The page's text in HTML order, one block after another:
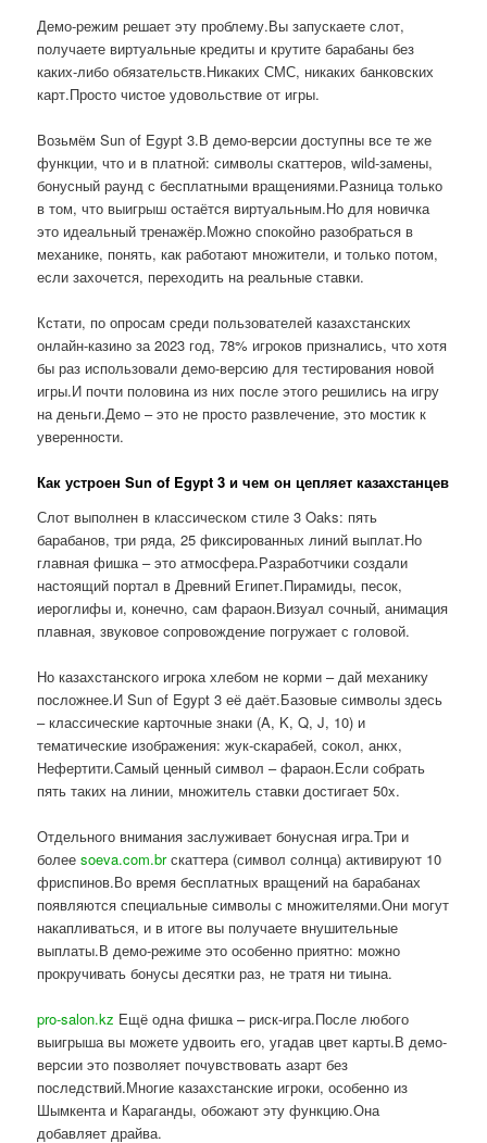
Демо-режим решает эту проблему.Вы запускаете слот,
получаете виртуальные кредиты и крутите барабаны без
каких-либо обязательств.Никаких СМС, никаких банковских
карт.Просто чистое удовольствие от игры.
Возьмём Sun of Egypt 3.В демо-версии доступны все те же
функции, что и в платной: символы скаттеров, wild-замены,
бонусный раунд с бесплатными вращениями.Разница только
в том, что выигрыш остаётся виртуальным.Но для новичка
это идеальный тренажёр.Можно спокойно разобраться в
механике, понять, как работают множители, и только потом,
если захочется, переходить на реальные ставки.
Кстати, по опросам среди пользователей казахстанских
онлайн-казино за 2023 год, 78% игроков признались, что хотя
бы раз использовали демо-версию для тестирования новой
игры.И почти половина из них после этого решились на игру
на деньги.Демо – это не просто развлечение, это мостик к
уверенности.
Как устроен Sun of Egypt 3 и чем он цепляет казахстанцев
Слот выполнен в классическом стиле 3 Oaks: пять
барабанов, три ряда, 25 фиксированных линий выплат.Но
главная фишка – это атмосфера.Разработчики создали
настоящий портал в Древний Египет.Пирамиды, песок,
иероглифы и, конечно, сам фараон.Визуал сочный, анимация
плавная, звуковое сопровождение погружает с головой.
Но казахстанского игрока хлебом не корми – дай механику
посложнее.И Sun of Egypt 3 её даёт.Базовые символы здесь
– классические карточные знаки (A, K, Q, J, 10) и
тематические изображения: жук-скарабей, сокол, анкх,
Нефертити.Самый ценный символ – фараон.Если собрать
пять таких на линии, множитель ставки достигает 50x.
Отдельного внимания заслуживает бонусная игра.Три и
болееsoeva.com.brскаттера (символ солнца) активируют 10
фриспинов.Во время бесплатных вращений на барабанах
появляются специальные символы с множителями.Они могут
накапливаться, и в итоге вы получаете внушительные
выплаты.В демо-режиме это особенно приятно: можно
прокручивать бонусы десятки раз, не тратя ни тиына.
pro-salon.kz Ещё одна фишка – риск-игра.После любого
выигрыша вы можете удвоить его, угадав цвет карты.В демо-
версии это позволяет почувствовать азарт без
последствий.Многие казахстанские игроки, особенно из
Шымкента и Караганды, обожают эту функцию.Она
добавляет драйва.